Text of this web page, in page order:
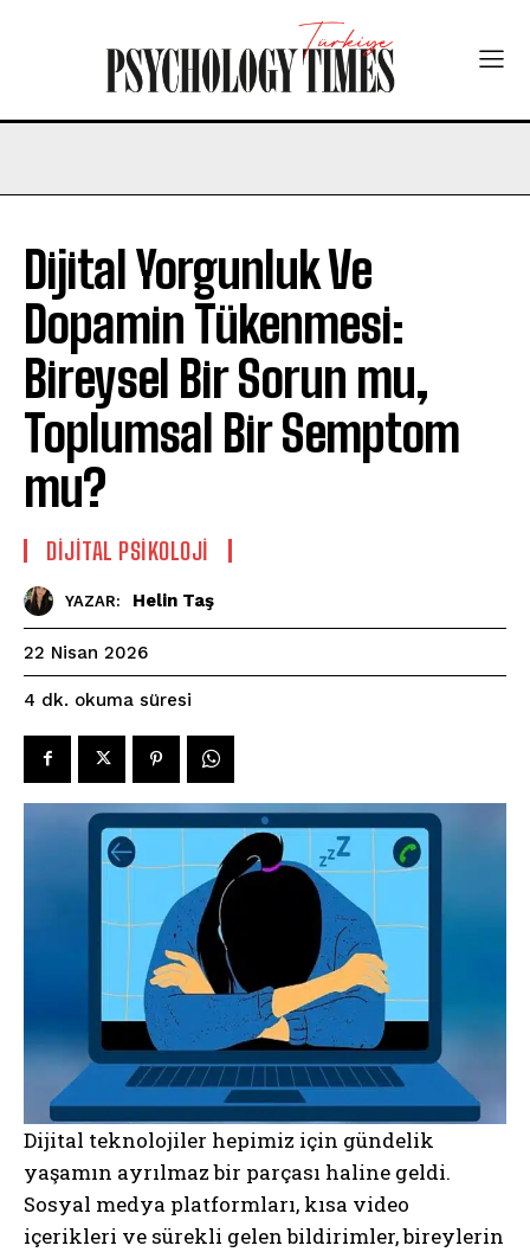
Dijital Yorgunluk Ve
Dopamin Tükenmesi:
Bireysel Bir Sorun mu,
Toplumsal Bir Semptom
mu?
DIJITAL PSIKOLOJI
YAZAR: Helin Taş
22 Nisan 2026
4 dk. okuma süresi
Dijital teknolojiler hepimiz için gündelik
yaşamın ayrılmaz bir parçası haline geldi.
Sosyal medya platformları, kısa video
içerikleri ve sürekli gelen bildirimler, bireylerin